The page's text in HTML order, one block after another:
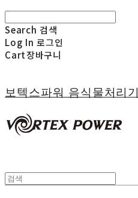
Search 검색
Log In 로그인
Cart장바구니
보텍스파워 음식물처리기